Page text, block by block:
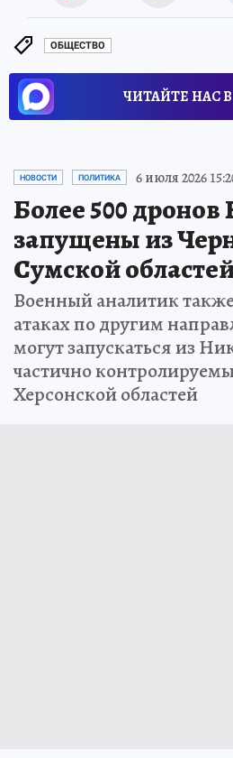
ОБЩЕСТВО
ЧИТАЙТЕ НАС
НОВОСТИ ПОЛИТИКА 6 июля 2026
Более 500
запущены из
Сумской
Военный аналитик
атаках по другим
могут запускаться из
частично
Херсонской областей